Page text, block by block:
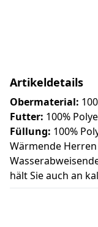
Artikeldetails
Obermaterial:
Futter: 100%
Füllung: 100%
Wärmende
hält Sie auch an